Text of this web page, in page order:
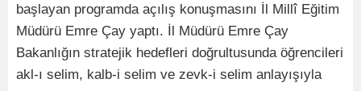
başlayan programda açılış konuşmasını İl Millî Eğitim
Müdürü Emre Çay yaptı. İl Müdürü Emre Çay
Bakanlığın stratejik hedefleri doğrultusunda öğrencileri
akl-ı selim, kalb-i selim ve zevk-i selim anlayışıyla